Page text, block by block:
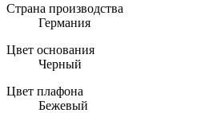
Страна производства
Германия
Цвет основания
Черный
Цвет плафона
Бежевый